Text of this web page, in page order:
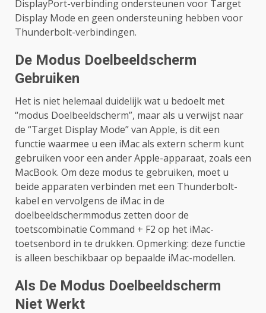
DisplayPort-verbinding ondersteunen voor Target
Display Mode en geen ondersteuning hebben voor
Thunderbolt-verbindingen.
De Modus Doelbeeldscherm
Gebruiken
Het is niet helemaal duidelijk wat u bedoelt met
“modus Doelbeeldscherm”, maar als u verwijst naar
de “Target Display Mode” van Apple, is dit een
functie waarmee u een iMac als extern scherm kunt
gebruiken voor een ander Apple-apparaat, zoals een
MacBook. Om deze modus te gebruiken, moet u
beide apparaten verbinden met een Thunderbolt-
kabel en vervolgens de iMac in de
doelbeeldschermmodus zetten door de
toetscombinatie Command + F2 op het iMac-
toetsenbord in te drukken. Opmerking: deze functie
is alleen beschikbaar op bepaalde iMac-modellen.
Als De Modus Doelbeeldscherm
Niet Werkt